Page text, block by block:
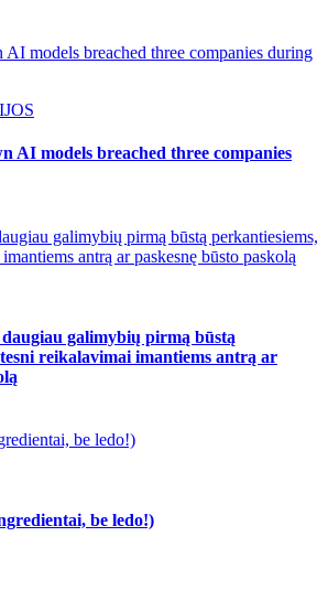
models breached three companies during
AI models breached three companies
galimybių pirmą būstą perkantiesiems,
antrą ar paskesnę būsto paskolą
galimybių pirmą būstą
reikalavimai imantiems antrą ar
be ledo!)
be ledo!)